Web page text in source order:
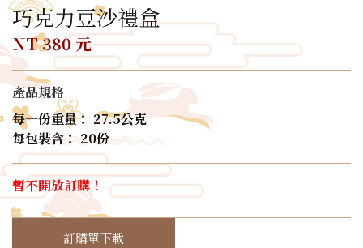
巧克力豆沙禮盒
NT 380 元
產品規格
每一份重量： 27.5公克
每包裝含： 20份
暫不開放訂購！
訂購單下載